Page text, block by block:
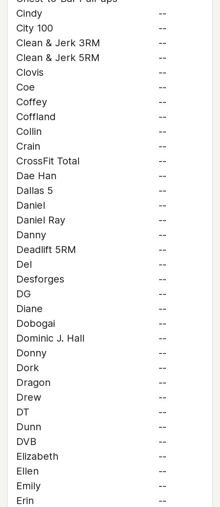
Cindy
--
City 100
--
Clean & Jerk 3RM
--
Clean & Jerk 5RM
--
Clovis
--
Coe
--
Coffey
--
Coffland
--
Collin
--
Crain
--
CrossFit Total
--
Dae Han
--
Dallas 5
--
Daniel
--
Daniel Ray
--
Danny
--
Deadlift 5RM
--
Del
--
Desforges
--
DG
--
Diane
--
Dobogai
--
Dominic J. Hall
--
Donny
--
Dork
--
Dragon
--
Drew
--
DT
--
Dunn
--
DVB
--
Elizabeth
--
Ellen
--
Emily
--
Erin
--